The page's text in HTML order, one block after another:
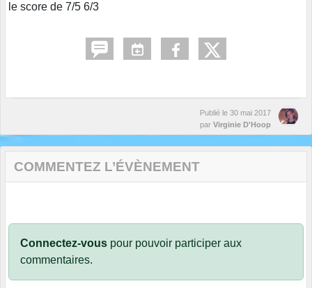
le score de 7/5 6/3
Publié le 30 mai 2017
par Virginie D'Hoop
COMMENTEZ L’ÉVÈNEMENT
Connectez-vous pour pouvoir participer aux
commentaires.